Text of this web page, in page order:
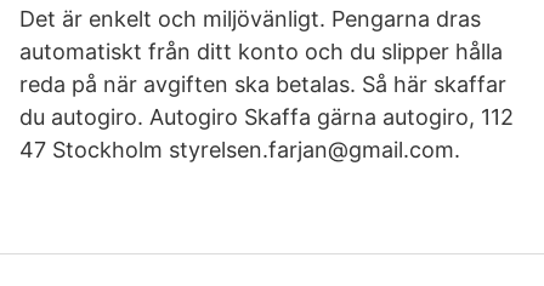
Det är enkelt och miljövänligt. Pengarna dras
automatiskt från ditt konto och du slipper hålla
reda på när avgiften ska betalas. Så här skaffar
du autogiro. Autogiro Skaffa gärna autogiro, 112
47 Stockholm styrelsen.farjan@gmail.com.